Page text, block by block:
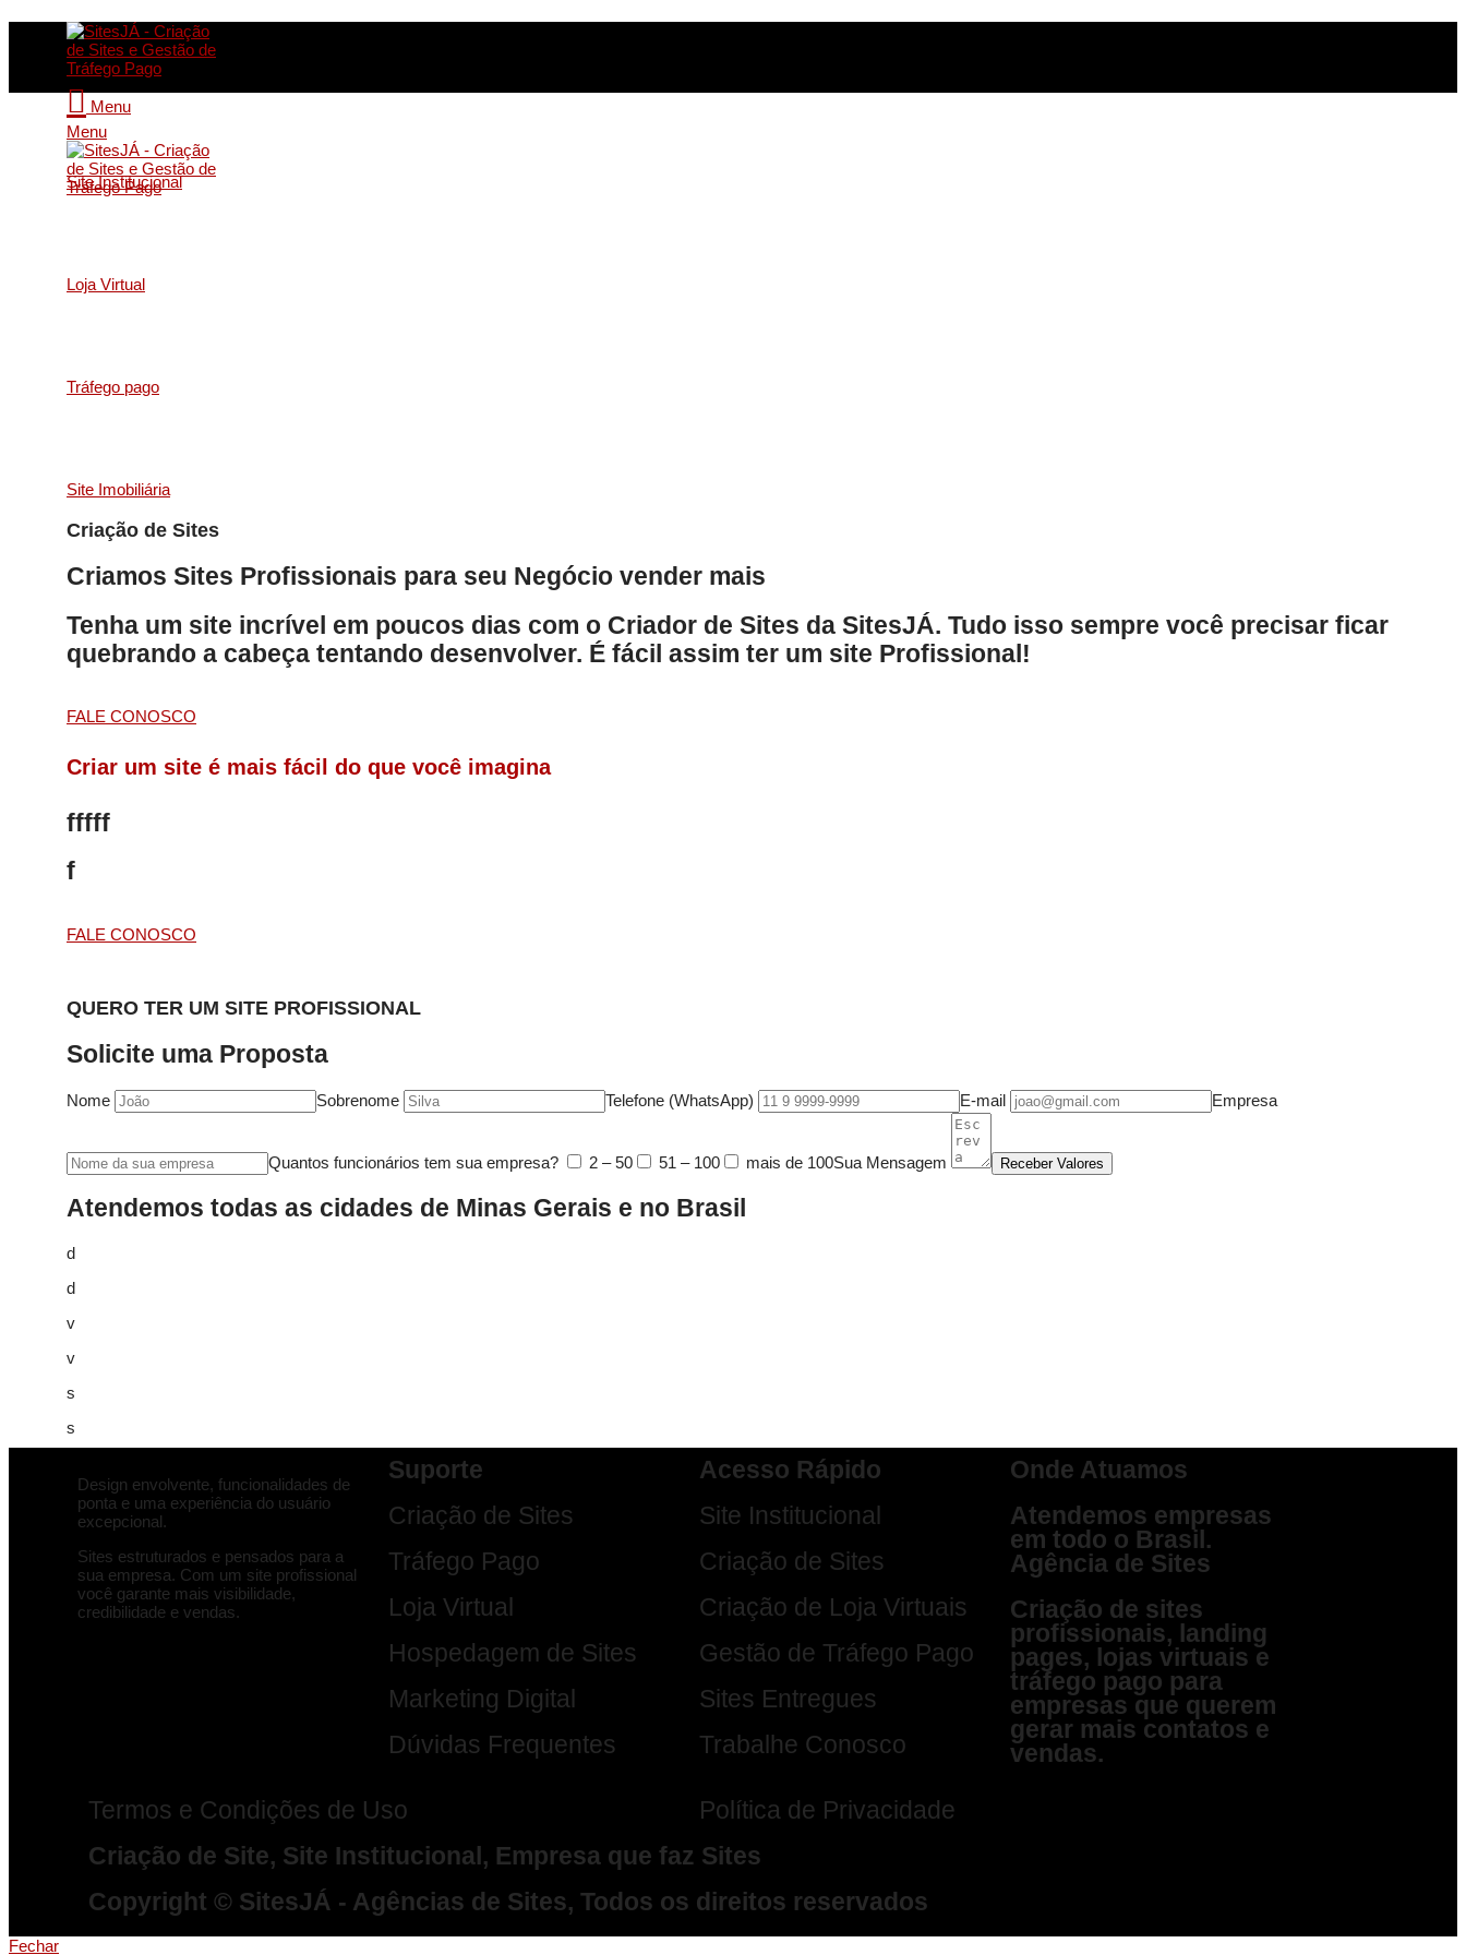
Menu
Menu
Site Institucional
Loja Virtual
Tráfego pago
Site Imobiliária
Criação de Sites
Criamos Sites Profissionais para seu Negócio vender mais
Tenha um site incrível em poucos dias com o Criador de Sites da SitesJÁ. Tudo isso sempre você precisar ficar
quebrando a cabeça tentando desenvolver. É fácil assim ter um site Profissional!
FALE CONOSCO
Criar um site é mais fácil do que você imagina
fffff
f
FALE CONOSCO
QUERO TER UM SITE PROFISSIONAL
Solicite uma Proposta
Nome Sobrenome Telefone (WhatsApp) E-mail Empresa
Quantos funcionários tem sua empresa? 2 – 50 51 – 100 mais de 100Sua Mensagem Receber Valores
Atendemos todas as cidades de Minas Gerais e no Brasil
d
d
v
v
s
s
Design envolvente, funcionalidades de
ponta e uma experiência do usuário
excepcional.
Sites estruturados e pensados para a
sua empresa. Com um site profissional
você garante mais visibilidade,
credibilidade e vendas.
Suporte
Criação de Sites
Tráfego Pago
Loja Virtual
Hospedagem de Sites
Marketing Digital
Dúvidas Frequentes
Acesso Rápido
Site Institucional
Criação de Sites
Criação de Loja Virtuais
Gestão de Tráfego Pago
Sites Entregues
Trabalhe Conosco
Onde Atuamos​
Atendemos empresas
em todo o Brasil.
Agência de Sites
Criação de sites
profissionais, landing
pages, lojas virtuais e
tráfego pago para
empresas que querem
gerar mais contatos e
vendas.​
Termos e Condições de Uso
Política de Privacidade
Criação de Site, Site Institucional, Empresa que faz Sites
Copyright © SitesJÁ - Agências de Sites, Todos os direitos reservados
Fechar